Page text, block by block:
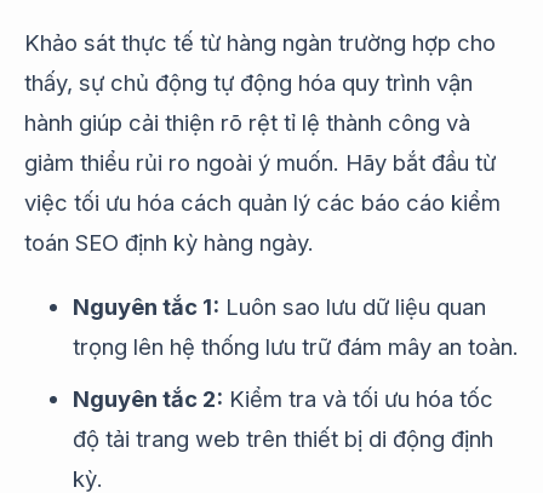
Khảo sát thực tế từ hàng ngàn trường hợp cho
thấy, sự chủ động tự động hóa quy trình vận
hành giúp cải thiện rõ rệt tỉ lệ thành công và
giảm thiểu rủi ro ngoài ý muốn. Hãy bắt đầu từ
việc tối ưu hóa cách quản lý các báo cáo kiểm
toán SEO định kỳ hàng ngày.
Nguyên tắc 1: Luôn sao lưu dữ liệu quan
trọng lên hệ thống lưu trữ đám mây an toàn.
Nguyên tắc 2: Kiểm tra và tối ưu hóa tốc
độ tải trang web trên thiết bị di động định
kỳ.